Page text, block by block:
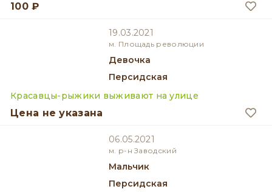
100 ₽
19.03.2021
м. Площадь революции
девочка
Персидская
Красавцы-рыжики выживают на улице
Цена не указана
06.05.2021
м. р-н Заводский
мальчик
Персидская